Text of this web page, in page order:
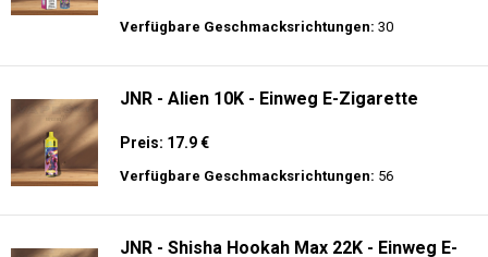
Verfügbare Geschmacksrichtungen: 30
JNR - Alien 10K - Einweg E-Zigarette
Preis: 17.9 €
Verfügbare Geschmacksrichtungen: 56
JNR - Shisha Hookah Max 22K - Einweg E-